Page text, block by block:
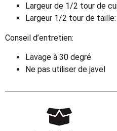
Largeur de 1/2 tour de
Largeur 1/2 tour de
Conseil d’entretien:
Lavage à 30 degré
Ne pas utiliser de javel